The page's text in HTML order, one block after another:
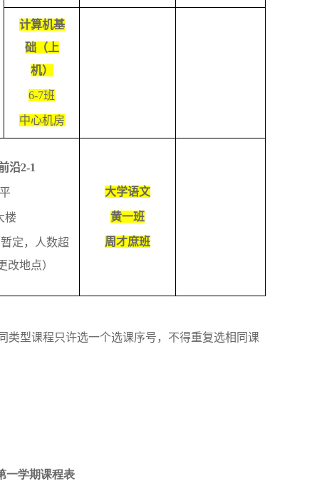
计算机基
础（上
机）
6-7班
中心机房
沿2-1
楼
定，人数超
改地点）
大学语文
黄一班
周才庶班
类型课程只许选一个选课序号，不得重复选相同课
一学期课程表